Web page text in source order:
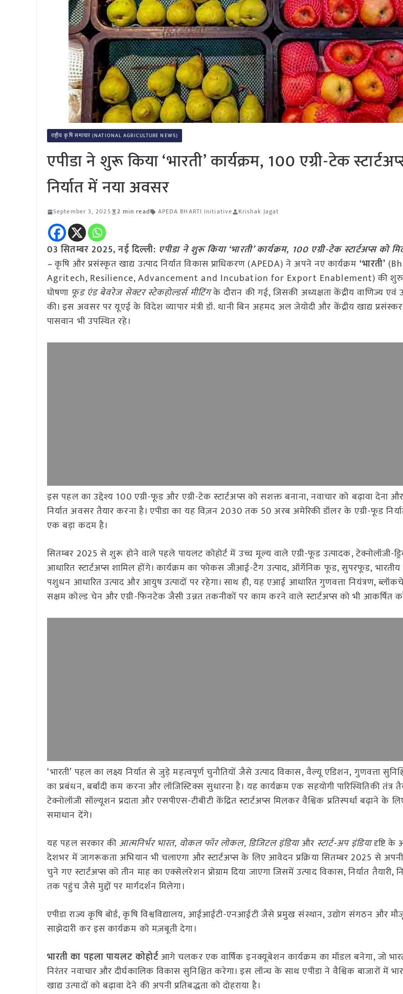
राष्ट्रीय कृषि समाचार (NATIONAL AGRICULTURE NEWS)
एपीडा ने शुरू किया ‘भारती’ कार्यक्रम, 100 एग्री-टेक
निर्यात में नया अवसर
September 3, 2025 2 min read APEDA BHARTI Initiative Krishak Jagat
03 सितम्बर 2025, नई दिल्ली: एपीडा ने शुरू किया ‘भारती’ कार्यक्रम, 100 एग्री-टेक स्टार्टअप्स को
–कृषि और प्रसंस्कृत खाद्य उत्पाद निर्यात विकास प्राधिकरण (APEDA) ने अपने नए कार्यक्रम ‘भारती’
Agritech, Resilience, Advancement and Incubation for Export Enablement) की
घोषणा फूड एंड बेवरेज सेक्टर स्टेकहोल्डर्स मीटिंगके दौरान की गई, जिसकी अध्यक्षता केंद्रीय वाणिज्य एवं
की। इस अवसर पर यूएई के विदेश व्यापार मंत्री डॉ. थानी बिन अहमद अल जेयोदी और केंद्रीय खाद्य प्रसंस्करण
पासवान भी उपस्थित रहे।
इस पहल का उद्देश्य 100 एग्री-फूड और एग्री-टेक स्टार्टअप्स को सशक्त बनाना, नवाचार को बढ़ावा देना
निर्यात अवसर तैयार करना है। एपीडा का यह विज़न 2030 तक 50 अरब अमेरिकी डॉलर के एग्री-फूड
एक बड़ा कदम है।
सितम्बर 2025 से शुरू होने वाले पहले पायलट कोहोर्ट में उच्च मूल्य वाले एग्री-फूड उत्पादक, टेक्नोलॉजी-
आधारित स्टार्टअप्स शामिल होंगे। कार्यक्रम का फोकस जीआई-टैग उत्पाद, ऑर्गेनिक फूड, सुपरफूड, भारतीय
पशुधन आधारित उत्पाद और आयुष उत्पादों पर रहेगा। साथ ही, यह एआई आधारित गुणवत्ता नियंत्रण,
सक्षम कोल्ड चेन और एग्री-फिनटेक जैसी उन्नत तकनीकों पर काम करने वाले स्टार्टअप्स को भी आकर्षित
‘भारती’ पहल का लक्ष्य निर्यात से जुड़े महत्वपूर्ण चुनौतियों जैसे उत्पाद विकास, वैल्यू एडिशन, गुणवत्ता
का प्रबंधन, बर्बादी कम करना और लॉजिस्टिक्स सुधारना है। यह कार्यक्रम एक सहयोगी पारिस्थितिकी तंत्र
टेक्नोलॉजी सॉल्यूशन प्रदाता और एसपीएस-टीबीटी केंद्रित स्टार्टअप्स मिलकर वैश्विक प्रतिस्पर्धा बढ़ाने
समाधान देंगे।
यह पहल सरकार की आत्मनिर्भर भारत, वोकल फॉर लोकल, डिजिटल इंडियाऔर स्टार्ट-अप इंडियादृष्टि के
देशभर में जागरूकता अभियान भी चलाएगा और स्टार्टअप्स के लिए आवेदन प्रक्रिया सितम्बर 2025 से
चुने गए स्टार्टअप्स को तीन माह का एक्सेलरेशन प्रोग्राम दिया जाएगा जिसमें उत्पाद विकास, निर्यात
तक पहुंच जैसे मुद्दों पर मार्गदर्शन मिलेगा।
एपीडा राज्य कृषि बोर्ड, कृषि विश्वविद्यालय, आईआईटी-एनआईटी जैसे प्रमुख संस्थान, उद्योग संगठन और
साझेदारी कर इस कार्यक्रम को मज़बूती देगा।
भारती का पहला पायलट कोहोर्टआगे चलकर एक वार्षिक इनक्यूबेशन कार्यक्रम का मॉडल बनेगा, जो
निरंतर नवाचार और दीर्घकालिक विकास सुनिश्चित करेगा। इस लॉन्च के साथ एपीडा ने वैश्विक बाजारों में
खाद्य उत्पादों को बढ़ावा देने की अपनी प्रतिबद्धता को दोहराया है।